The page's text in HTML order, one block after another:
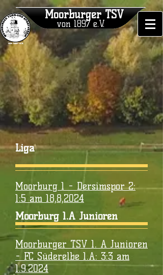
Moorburger TSV
von 1897 e.V.
Liga
Moorburg 1 - Dersimspor 2:
1:5 am 18,8,2024
Moorburg 1.A Junioren
Moorburger TSV 1. A Junioren
- FC Süderelbe 1.A: 3:3 am
1.9.2024